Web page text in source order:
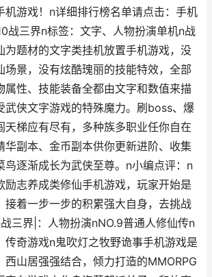
机游戏！n详细排行榜名单请点击：手机
战三界n标签：文字、人物扮演单机n战
为题材的文字类挂机放置手机游戏，没
场景，没有炫酷瑰丽的技能特效，全部
属性、技能装备全都由文字和数值来描
武侠文字游戏的特殊魔力。刷boss、爆
天梯应有尽有，多种族多职业任你自在
华副本、金币副本供你更新进阶、收集
鸟逐渐成长为武侠至尊。n小编点评：n
励志养成类修仙手机游戏，玩家开始是
接着一步一步的积累强大自身，去挑战
三界|：人物扮演nNO.9普通人修仙传n
传奇游戏n鬼吹灯之牧野诡事手机游戏是
西山居强强结合，倾力打造的MMORPG